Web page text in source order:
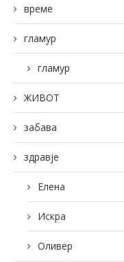
време
гламур
гламур
ЖИВОТ
забава
здравје
Елена
Искра
Оливер